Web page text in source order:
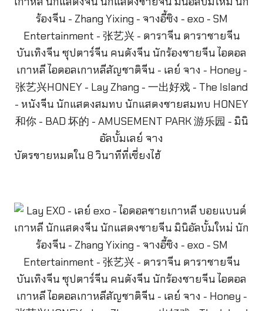
บัตรขายหมดใน 8 วินาทีที่เซี่ยงไฮ้